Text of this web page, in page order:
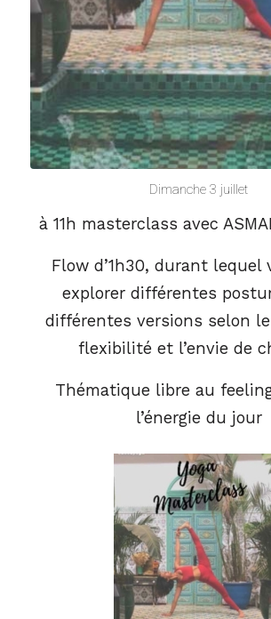
Dimanche 3 juillet
à 11h masterclass avec
Flow d’1h30, durant lequel
explorer différentes
différentes versions selon
flexibilité et l’envie de
Thématique libre au
l’énergie du jour